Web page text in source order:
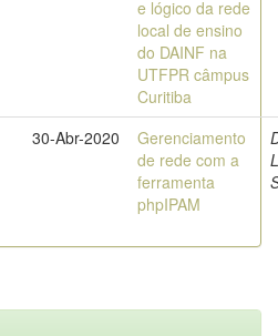
e lógico da rede
local de ensino
do DAINF na
UTFPR câmpus
Curitiba
30-Abr-2020
Gerenciamento
de rede com a
ferramenta
phpIPAM